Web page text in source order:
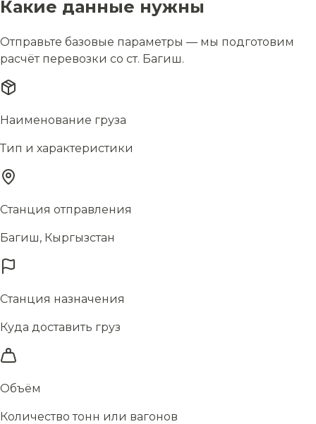
Какие данные нужны
Отправьте базовые параметры — мы подготовим
расчёт перевозки со ст. Багиш.
Наименование груза
Тип и характеристики
Станция отправления
Багиш, Кыргызстан
Станция назначения
Куда доставить груз
Объём
Количество тонн или вагонов